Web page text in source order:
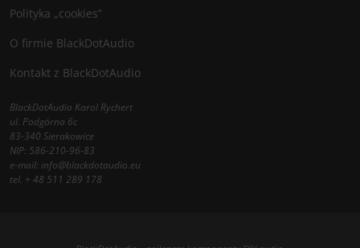
Polityka „cookies”
O firmie BlackDotAudio
Kontakt z BlackDotAudio
BlackDotAudio Karol Rychert
ul. Podgórna 6c
83-340 Sierakowice
NIP: 586-210-96-83
e-mail:info@blackdotaudio.eu
tel. + 48 511 289 178